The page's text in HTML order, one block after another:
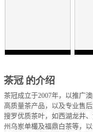
茶冠 的介绍
茶冠成立于2007年，以推广
高质量茶产品，以及专业售
搜罗优质茶叶，如西湖龙井
州乌岽单欉及福鼎白茶等，